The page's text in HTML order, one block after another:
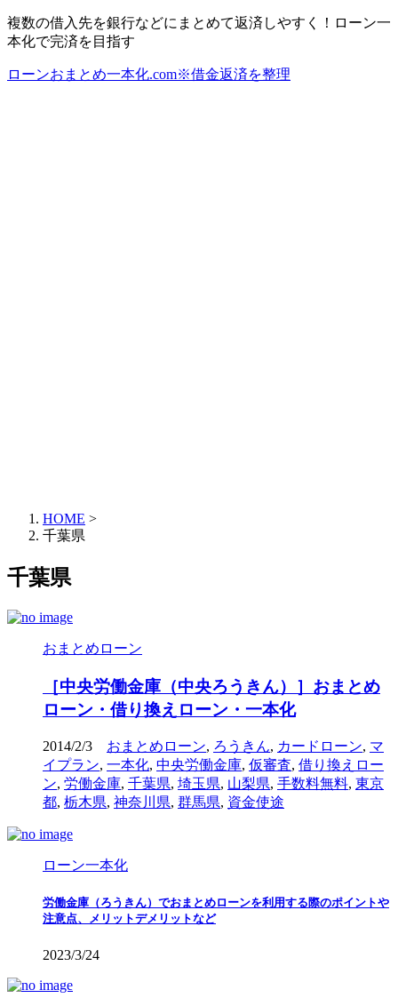
複数の借入先を銀行などにまとめて返済しやすく！ローン一
本化で完済を目指す
ローンおまとめ一本化.com※借金返済を整理
HOME >
千葉県
千葉県
おまとめローン
［中央労働金庫（中央ろうきん）］おまとめ
ローン・借り換えローン・一本化
2014/2/3 おまとめローン, ろうきん, カードローン, マ
イプラン, 一本化, 中央労働金庫, 仮審査, 借り換えロー
ン, 労働金庫, 千葉県, 埼玉県, 山梨県, 手数料無料, 東京
都, 栃木県, 神奈川県, 群馬県, 資金使途
ローン一本化
労働金庫（ろうきん）でおまとめローンを利用する際のポイントや
注意点、メリットデメリットなど
2023/3/24